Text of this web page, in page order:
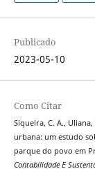
Publicado
2023-05-10
Como Citar
Siqueira, C. A.,
urbana: um estudo
parque do povo em
Contabilidade E